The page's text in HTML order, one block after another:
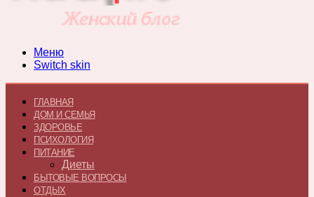
Меню
Switch skin
ГЛАВНАЯ
ДОМ И СЕМЬЯ
ЗДОРОВЬЕ
ПСИХОЛОГИЯ
ПИТАНИЕ
Диеты
БЫТОВЫЕ ВОПРОСЫ
ОТДЫХ